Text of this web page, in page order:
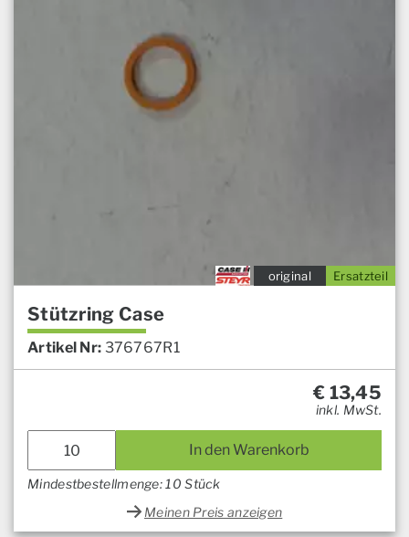
Ersatzteil
original
Stützring Case
Artikel Nr: 376767R1
€ 13,45
inkl. MwSt.
In den Warenkorb
Mindestbestellmenge: 10 Stück
Meinen Preis anzeigen